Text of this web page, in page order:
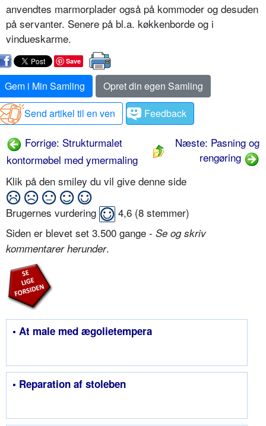
anvendtes marmorplader også på kommoder og desuden
på servanter. Senere på bl.a. køkkenborde og i
vindueskarme.
Save
Gem i Min Samling
Opret din egen Samling
Send artikel til en ven
Feedback
Forrige: Strukturmalet
kontormøbel med ymermaling
Næste: Pasning og
rengøring
Klik på den smiley du vil give denne side
Brugernes vurdering 4,6 (8 stemmer)
Siden er blevet set 3.500 gange - Se og skriv
kommentarer herunder.
• At male med ægolietempera
• Reparation af stoleben